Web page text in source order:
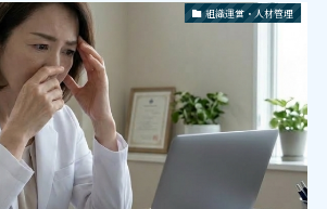
組織運営・人材管理